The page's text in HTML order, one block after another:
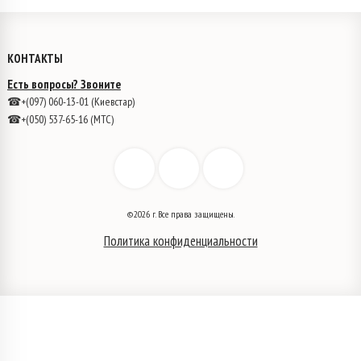
КОНТАКТЫ
Есть вопросы? Звоните
☎+(097) 060-13-01 (Киевстар)
☎+(050) 537-65-16 (МТС)
©2026 г. Все права защищены.
Политика конфиденциальности